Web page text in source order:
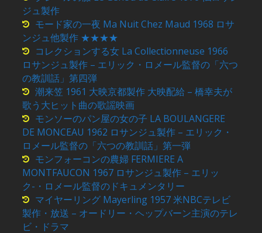
ジュ製作
モード家の一夜 Ma Nuit Chez Maud 1968 ロサ
ンジュ他製作 ★★★★
コレクションする女 La Collectionneuse 1966
ロサンジュ製作 – エリック・ロメール監督の「六つ
の教訓話」第四弾
潮来笠 1961 大映京都製作 大映配給 – 橋幸夫が
歌う大ヒット曲の歌謡映画
モンソーのパン屋の女の子 LA BOULANGERE
DE MONCEAU 1962 ロサンジュ製作 – エリック・
ロメール監督の「六つの教訓話」第一弾
モンフォーコンの農婦 FERMIERE A
MONTFAUCON 1967 ロサンジュ製作 – エリッ
ク-・ロメール監督のドキュメンタリー
マイヤーリング Mayerling 1957 米NBCテレビ
製作・放送 – オードリー・ヘップバーン主演のテレ
ビ・ドラマ